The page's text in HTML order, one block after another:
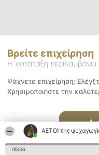
ΑΕΤΟΊ της
05:06
Βρείτε επιχείρηση
Η κατάταξη
Ψάχνετε επιχείρηση;
Χρησιμοποιήστε την